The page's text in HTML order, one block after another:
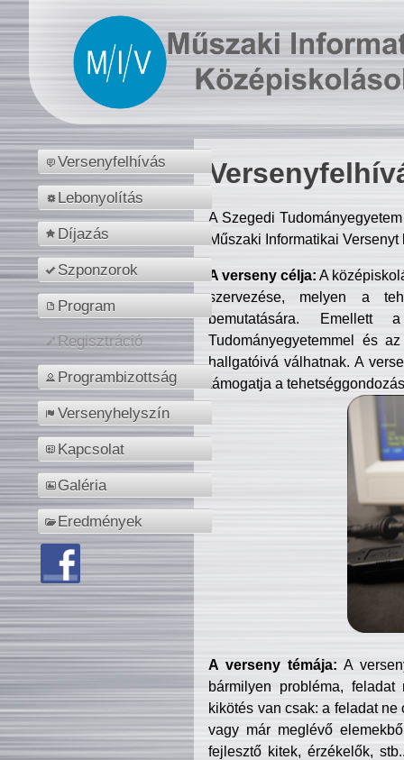
Versenyfelhívás
Lebonyolítás
Díjazás
Szponzorok
Program
Regisztráció
Programbizottság
Versenyhelyszín
Kapcsolat
Galéria
Eredmények
A Szegedi
Műszaki Informatikai
A verseny célja: A
szervezése, melyen a
bemutatására. Emellett
Tudományegyetemmel és
hallgatóivá válhatnak. A
támogatja a
A verseny témája: A
bármilyen probléma, feladat
kikötés van csak: a feladat
vagy már meglévő
fejlesztő kitek, érzékelők,